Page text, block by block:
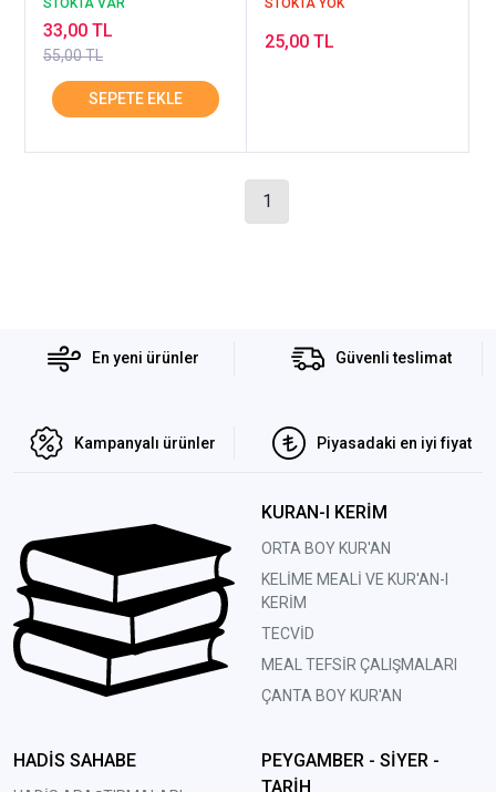
STOKTA VAR
55,00 TL
33,00 TL
STOKTA YOK
25,00 TL
1
En yeni ürünler Güvenli teslimat
Kampanyalı ürünler Piyasadaki en iyi fiyat
KURAN-I KERİM
ORTA BOY KUR'AN
KELİME MEALİ VE KUR'AN-I
KERİM
TECVİD
MEAL TEFSİR ÇALIŞMALARI
ÇANTA BOY KUR'AN
HADİS SAHABE
PEYGAMBER - SİYER -
TARİH